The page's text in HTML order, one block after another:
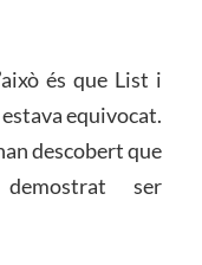
és que List i
equivocat.
descobert que
ser